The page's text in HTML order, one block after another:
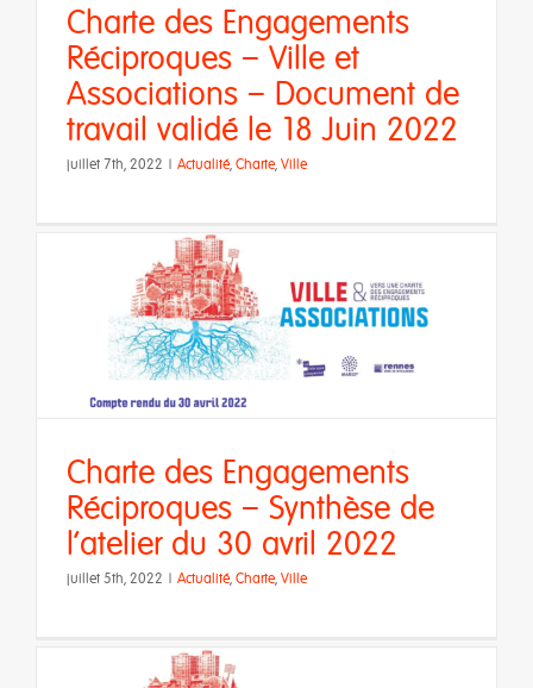
Charte des Engagements
Réciproques – Ville et
Associations – Document de
travail validé le 18 Juin 2022
juillet 7th, 2022 | Actualité Charte Ville
Charte des Engagements
Réciproques – Synthèse de
l’atelier du 30 avril 2022
juillet 5th, 2022 | Actualité, Charte, Ville